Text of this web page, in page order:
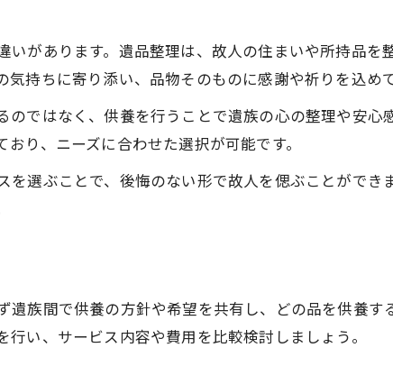
感謝の気持ちを伝える方法
があります。遺品整理は、故人の住まいや所持品を
持ちに寄り添い、品物そのものに感謝や祈りを込め
ではなく、供養を行うことで遺族の心の整理や安心
り、ニーズに合わせた選択が可能です。
選ぶことで、後悔のない形で故人を偲ぶことができ
族間で供養の方針や希望を共有し、どの品を供養す
い、サービス内容や費用を比較検討しましょう。